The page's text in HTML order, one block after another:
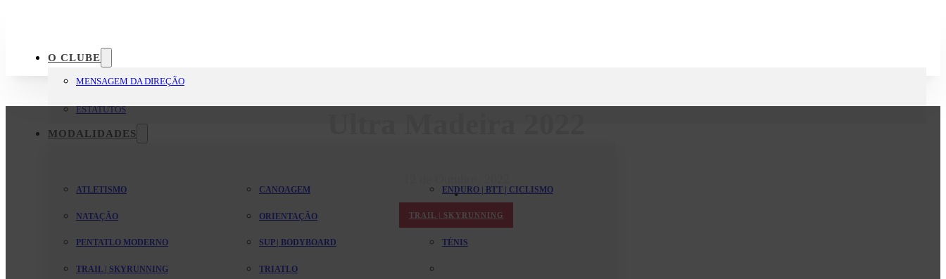
O CLUBE
MENSAGEM DA DIREÇÃO
ESTATUTOS
MODALIDADES
ATLETISMO CANOAGEM ENDURO | BTT | CICLISMO
NATAÇÃO ORIENTAÇÃO PADEL
PENTATLO MODERNO SUP | BODYBOARD TÉNIS
TRAIL | SKYRUNNING TRIATLO
TRAIL | SKYRUNNING